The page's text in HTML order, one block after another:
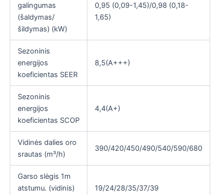
galingumas
(šaldymas/
šildymas) (kW)
0,95 (0,09-1,45)/0,98 (0,18-
1,65)
Sezoninis
energijos
koeficientas SEER
8,5(А+++)
Sezoninis
energijos
koeficientas SCOP
4,4(А+)
Vidinės dalies oro
srautas (m³/h)
390/420/450/490/540/590/680
Garso slėgis 1m
atstumu. (vidinis)
19/24/28/35/37/39